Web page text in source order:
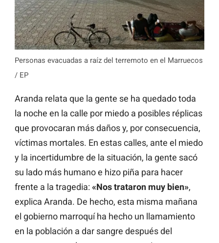
Personas evacuadas a raíz del terremoto en el Marruecos
/ EP
Aranda relata que la gente se ha quedado toda
la noche en la calle por miedo a posibles réplicas
que provocaran más daños y, por consecuencia,
víctimas mortales. En estas calles, ante el miedo
y la incertidumbre de la situación, la gente sacó
su lado más humano e hizo piña para hacer
frente a la tragedia: «Nos trataron muy bien»,
explica Aranda. De hecho, esta misma mañana
el gobierno marroquí ha hecho un llamamiento
en la población a dar sangre después del